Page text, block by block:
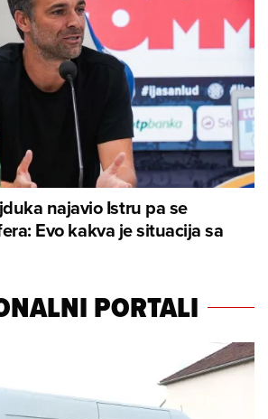
najavio Istru pa se
Evo kakva je situacija sa
PORTALI